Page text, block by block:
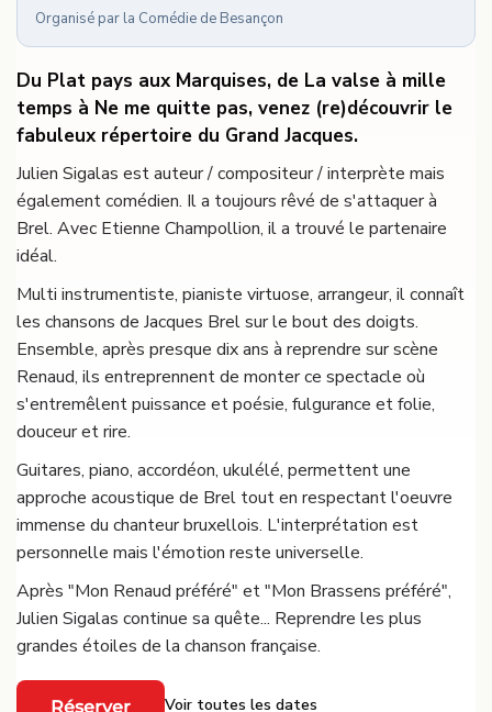
Organisé par la Comédie de Besançon
Du Plat pays aux Marquises, de La valse à mille
temps à Ne me quitte pas, venez (re)découvrir le
fabuleux répertoire du Grand Jacques.
Julien Sigalas est auteur / compositeur / interprète mais
également comédien. Il a toujours rêvé de s'attaquer à
Brel. Avec Etienne Champollion, il a trouvé le partenaire
idéal.
Multi instrumentiste, pianiste virtuose, arrangeur, il connaît
les chansons de Jacques Brel sur le bout des doigts.
Ensemble, après presque dix ans à reprendre sur scène
Renaud, ils entreprennent de monter ce spectacle où
s'entremêlent puissance et poésie, fulgurance et folie,
douceur et rire.
Guitares, piano, accordéon, ukulélé, permettent une
approche acoustique de Brel tout en respectant l'oeuvre
immense du chanteur bruxellois. L'interprétation est
personnelle mais l'émotion reste universelle.
Après "Mon Renaud préféré" et "Mon Brassens préféré",
Julien Sigalas continue sa quête... Reprendre les plus
grandes étoiles de la chanson française.
Réserver Voir toutes les dates